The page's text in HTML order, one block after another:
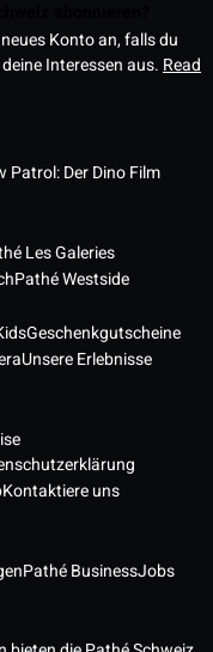
Konto an, falls du
Interessen aus. Read
Patrol: Der Dino Film
Les Galeries
Pathé Westside
Geschenkgutscheine
Unsere Erlebnisse
Kontaktiere uns
Pathé BusinessJobs